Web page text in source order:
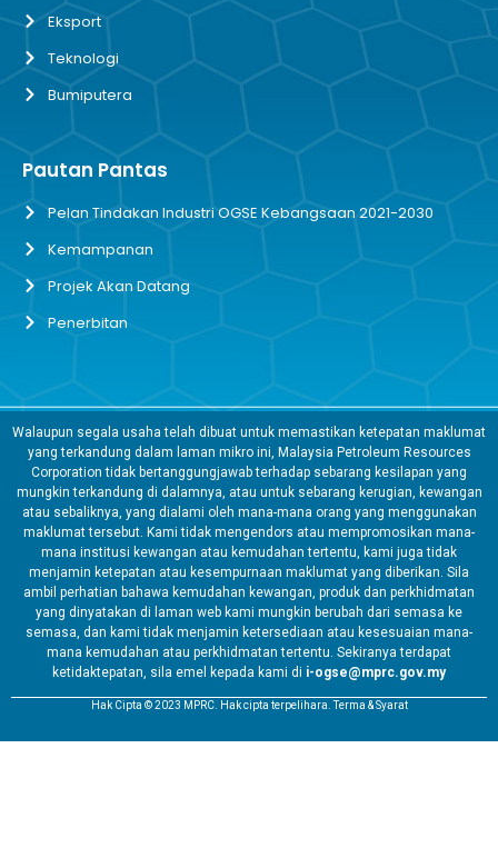
Eksport
Teknologi
Bumiputera
Pautan Pantas
Pelan Tindakan Industri OGSE Kebangsaan 2021-2030
Kemampanan
Projek Akan Datang
Penerbitan
Walaupun segala usaha telah dibuat untuk memastikan ketepatan maklumat
yang terkandung dalam laman mikro ini, Malaysia Petroleum Resources
Corporation tidak bertanggungjawab terhadap sebarang kesilapan yang
mungkin terkandung di dalamnya, atau untuk sebarang kerugian, kewangan
atau sebaliknya, yang dialami oleh mana-mana orang yang menggunakan
maklumat tersebut. Kami tidak mengendors atau mempromosikan mana-
mana institusi kewangan atau kemudahan tertentu, kami juga tidak
menjamin ketepatan atau kesempurnaan maklumat yang diberikan. Sila
ambil perhatian bahawa kemudahan kewangan, produk dan perkhidmatan
yang dinyatakan di laman web kami mungkin berubah dari semasa ke
semasa, dan kami tidak menjamin ketersediaan atau kesesuaian mana-
mana kemudahan atau perkhidmatan tertentu. Sekiranya terdapat
ketidaktepatan, sila emel kepada kami di i-ogse@mprc.gov.my
Hak Cipta © 2023 MPRC. Hak cipta terpelihara. Terma & Syarat